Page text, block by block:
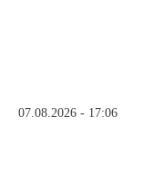
07.08.2026 - 17:06